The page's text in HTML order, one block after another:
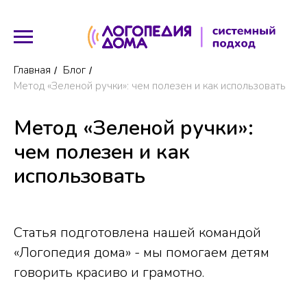
Главная / Блог /
Метод «Зеленой ручки»: чем полезен и как использовать
Метод «Зеленой ручки»:
чем полезен и как
использовать
Статья подготовлена нашей командой
«Логопедия дома» - мы помогаем детям
говорить красиво и грамотно.